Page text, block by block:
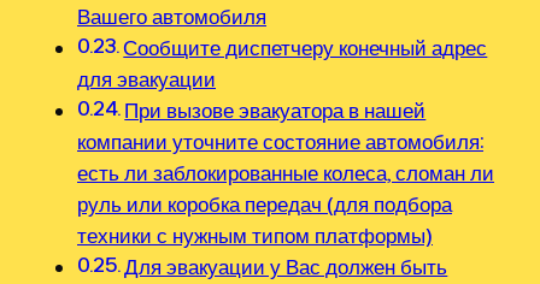
Вашего автомобиля
Сообщите диспетчеру конечный адрес
для эвакуации
При вызове эвакуатора в нашей
компании уточните состояние автомобиля:
есть ли заблокированные колеса, сломан ли
руль или коробка передач (для подбора
техники с нужным типом платформы)
Для эвакуации у Вас должен быть